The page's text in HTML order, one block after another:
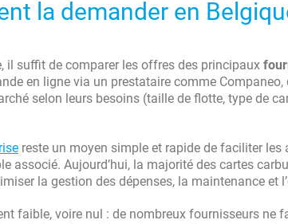
la demander en
il suffit de comparer les offres des principaux
en ligne via un prestataire comme
selon leurs besoins (taille de flotte, type de
reste un moyen simple et rapide de faciliter les
associé. Aujourd’hui, la majorité des cartes
la gestion des dépenses, la maintenance et
faible, voire nul : de nombreux fournisseurs ne